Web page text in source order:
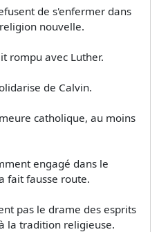
de s'enfermer dans
nouvelle.
rompu avec Luther.
de Calvin.
catholique, au moins
engagé dans le
fait fausse route.
pas le drame des esprits
la tradition religieuse.